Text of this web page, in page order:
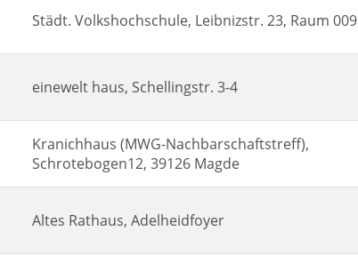
Städt. Volkshochschule, Leibnizstr. 23, Raum 009
einewelt haus, Schellingstr. 3-4
Kranichhaus (MWG-Nachbarschaftstreff),
Schrotebogen12, 39126 Magde
Altes Rathaus, Adelheidfoyer